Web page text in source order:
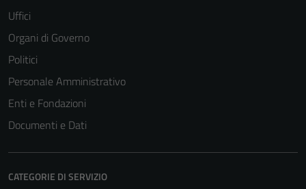
Uffici
Organi di Governo
Politici
Personale Amministrativo
Enti e Fondazioni
Documenti e Dati
CATEGORIE DI SERVIZIO